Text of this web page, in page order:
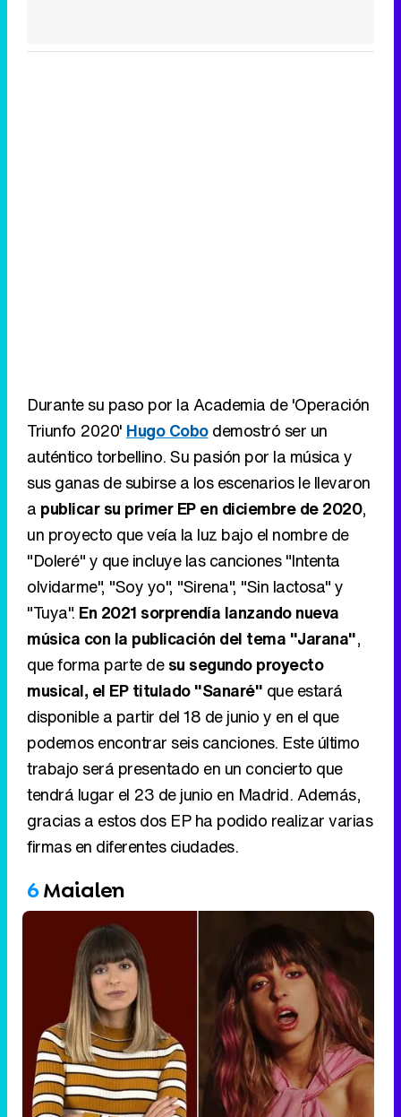
Durante su paso por la Academia de 'Operación
Triunfo 2020' Hugo Cobodemostró ser un
auténtico torbellino. Su pasión por la música y
sus ganas de subirse a los escenarios le llevaron
a publicar su primer EP en diciembre de 2020,
un proyecto que veía la luz bajo el nombre de
"Doleré" y que incluye las canciones "Intenta
olvidarme", "Soy yo", "Sirena", "Sin lactosa" y
"Tuya". En 2021 sorprendía lanzando nueva
música con la publicación del tema "Jarana",
que forma parte desu segundo proyecto
musical, el EP titulado "Sanaré" que estará
disponible a partir del 18 de junio y en el que
podemos encontrar seis canciones. Este último
trabajo será presentado en un concierto que
tendrá lugar el 23 de junio en Madrid. Además,
gracias a estos dos EP ha podido realizar varias
firmas en diferentes ciudades.
6Maialen